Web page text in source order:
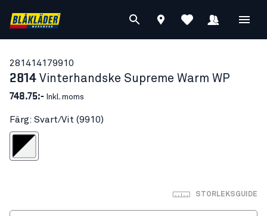
281414179910
2814 Vinterhandske Supreme Warm WP
748.75:- Inkl. moms
Färg: Svart/Vit (9910)
Svart/Vit
STORLEKSGUIDE